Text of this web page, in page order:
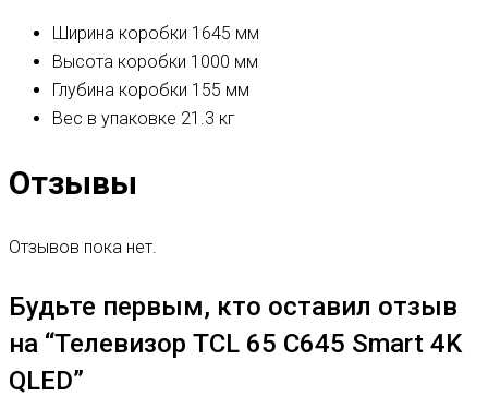
Ширина коробки 1645 мм
Высота коробки 1000 мм
Глубина коробки 155 мм
Вес в упаковке 21.3 кг
Отзывы
Отзывов пока нет.
Будьте первым, кто оставил отзыв
на “Телевизор TCL 65 C645 Smart 4K
QLED”